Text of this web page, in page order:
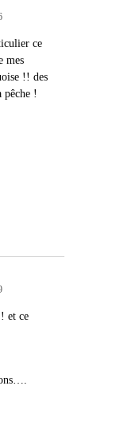
ce
mes
!! des
pêche !
et ce
….